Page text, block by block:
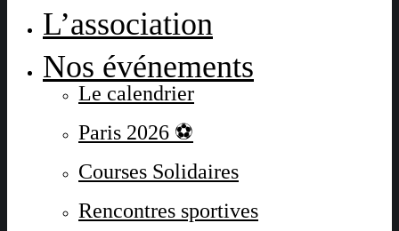
L’association
Nos événements
Le calendrier
Paris 2026 ⚽
Courses Solidaires
Rencontres sportives